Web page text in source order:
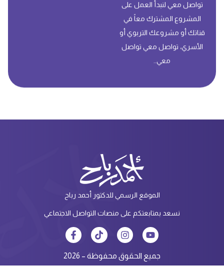
تواصل معي لنبدأ العمل على
المشروع المشترك معاً في
قناتك أو مشروعك التربوي أو
الأسري، تواصل معي تواصل
معي..
الموقع الرسمي للدكتور أحمد رباح
نسعد بمتابعتكم على منصات التواصل الاجتماعي
جميع الحقوق محفوظة – 2026